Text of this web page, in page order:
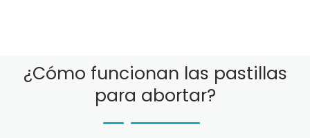
¿Cómo funcionan las pastillas
para abortar?